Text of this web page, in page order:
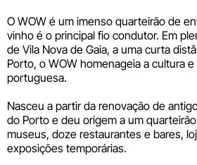
O WOW é um imenso quarteirão de
vinho é o principal fio condutor. Em
de Vila Nova de Gaia, a uma curta
Porto, o WOW homenageia a cultura
portuguesa.
Nasceu a partir da renovação de
do Porto e deu origem a um
museus, doze restaurantes e bares,
exposições temporárias.